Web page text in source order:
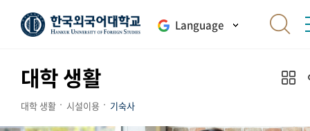
Language
대학 생활
대학 생활 시설이용 기숙사